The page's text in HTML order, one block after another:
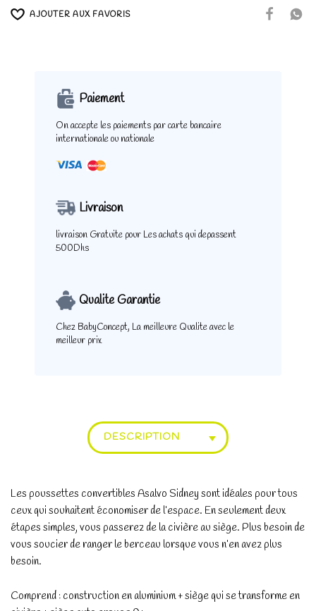
AJOUTER AUX FAVORIS
Paiement
On accepte les paiements par carte bancaire
internationale ou nationale
Livraison
livraison Gratuite pour Les achats qui depassent
500Dhs
Qualite Garantie
Chez BabyConcept, La meilleure Qualiteavec le
meilleur prix
DESCRIPTION
Les poussettes convertibles Asalvo Sidney sont idéales pour tous
ceux qui souhaitent économiser de l’espace. En seulement deux
étapes simples, vous passerez de la civière au siège. Plus besoin de
vous soucier de ranger le berceau lorsque vous n’en avez plus
besoin.
Comprend : construction en aluminium + siège qui se transforme en